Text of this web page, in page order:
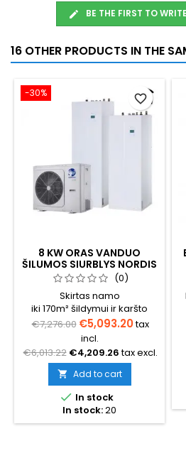
BE THE FIRST TO
16 OTHER PRODUCTS IN THE
-30%
8 KW ORAS VANDUO
ŠILUMOS SIURBLYS NORDIS
OPTIMUS PRO VISKAS
VIENAME KOMPLEKTAS
VIENFAZIS
(0)
Skirtas namo
iki 170m² šildymui ir karšto
vandens ruošimui (būtina
pasiskaičiuoti tikslų šilumos
poreikį namui)
€7,276.00 €5,093.20tax
incl.
€6,013.22 €4,209.26tax excl.
 Add to cart
 In stock
In stock:20
favorite_border